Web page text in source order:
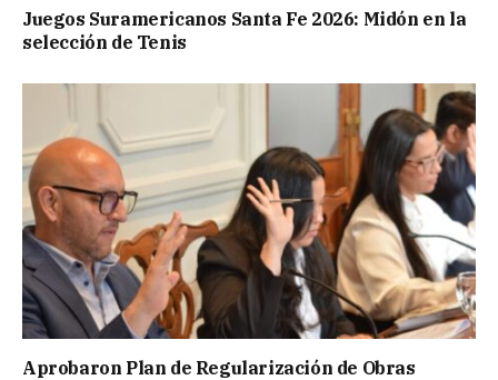
Juegos Suramericanos Santa Fe 2026: Midón en la
selección de Tenis
Aprobaron Plan de Regularización de Obras